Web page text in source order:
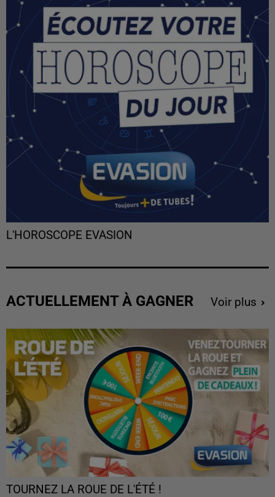
L'HOROSCOPE EVASION
ACTUELLEMENT À GAGNER Voir plus
TOURNEZ LA ROUE DE L'ÉTÉ !